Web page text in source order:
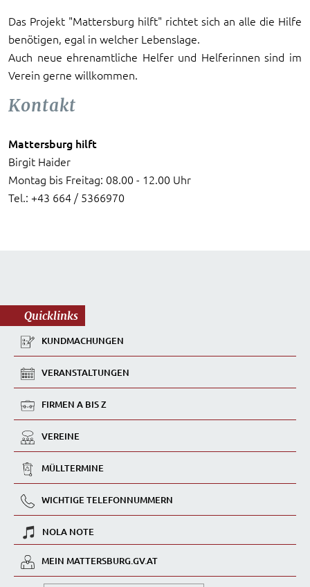
Das Projekt "Mattersburg hilft" richtet sich an alle die Hilfe
benötigen, egal in welcher Lebenslage.
Auch neue ehrenamtliche Helfer und Helferinnen sind im
Verein gerne willkommen.
Kontakt
Mattersburg hilft
Birgit Haider
Montag bis Freitag: 08.00 - 12.00 Uhr
Tel.: +43 664 / 5366970
Quicklinks
KUNDMACHUNGEN
VERANSTALTUNGEN
FIRMEN A BIS Z
VEREINE
MÜLLTERMINE
WICHTIGE TELEFONNUMMERN
NOLA NOTE
MEIN MATTERSBURG.GV.AT